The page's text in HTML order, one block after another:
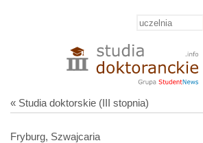
« Studia doktorskie (III stopnia)
Fryburg, Szwajcaria